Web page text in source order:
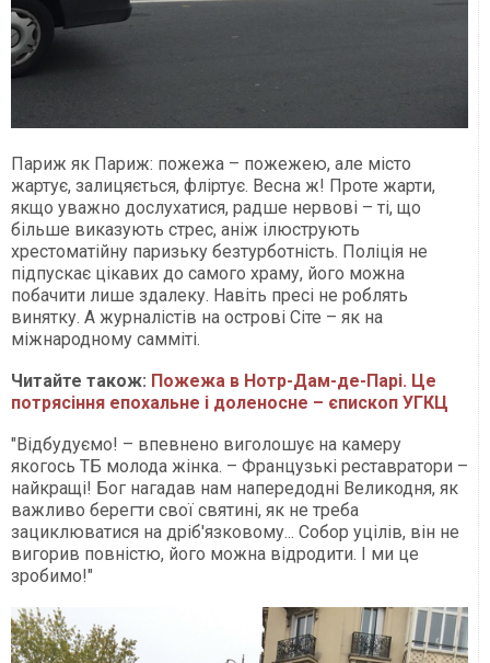
Париж як Париж: пожежа – пожежею, але місто
жартує, залицяється, фліртує. Весна ж! Проте жарти,
якщо уважно дослухатися, радше нервові – ті, що
більше виказують стрес, аніж ілюструють
хрестоматійну паризьку безтурботність. Поліція не
підпускає цікавих до самого храму, його можна
побачити лише здалеку. Навіть пресі не роблять
винятку. А журналістів на острові Сіте – як на
міжнародному самміті.
Читайте також: Пожежа в Нотр-Дам-де-Парі. Це
потрясіння епохальне і доленосне – єпископ УГКЦ
"Відбудуємо! – впевнено виголошує на камеру
якогось ТБ молода жінка. – Французькі реставратори –
найкращі! Бог нагадав нам напередодні Великодня, як
важливо берегти свої святині, як не треба
зациклюватися на дріб'язковому... Собор уцілів, він не
вигорив повністю, його можна відродити. І ми це
зробимо!"